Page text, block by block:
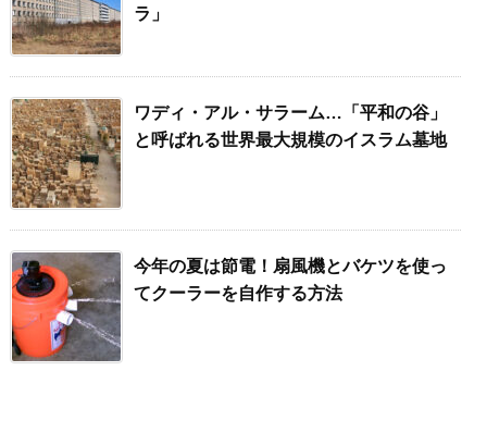
ラ」
ワディ・アル・サラーム…「平和の谷」
と呼ばれる世界最大規模のイスラム墓地
今年の夏は節電！扇風機とバケツを使っ
てクーラーを自作する方法